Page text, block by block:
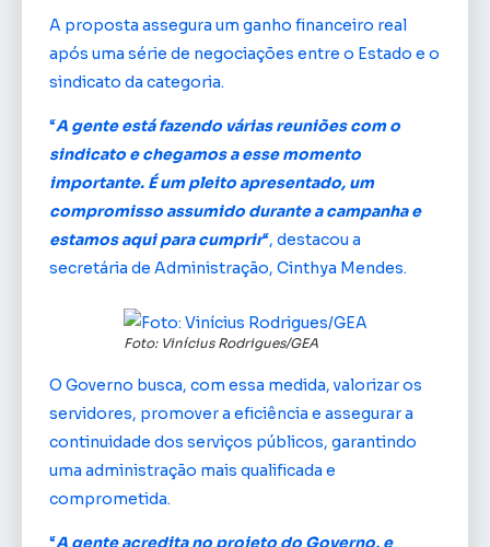
A proposta assegura um ganho financeiro real
após uma série de negociações entre o Estado e o
sindicato da categoria.
“A gente está fazendo várias reuniões com o
sindicato e chegamos a esse momento
importante. É um pleito apresentado, um
compromisso assumido durante a campanha e
estamos aqui para cumprir“, destacou a
secretária de Administração, Cinthya Mendes.
Foto: Vinícius Rodrigues/GEA
O Governo busca, com essa medida, valorizar os
servidores, promover a eficiência e assegurar a
continuidade dos serviços públicos, garantindo
uma administração mais qualificada e
comprometida.
“A gente acredita no projeto do Governo, e